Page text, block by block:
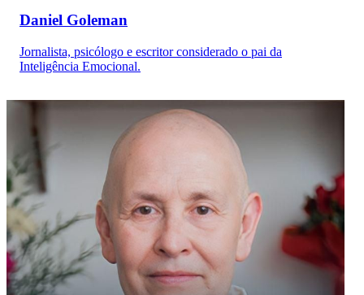
Daniel Goleman
Jornalista, psicólogo e escritor considerado o pai da
Inteligência Emocional.